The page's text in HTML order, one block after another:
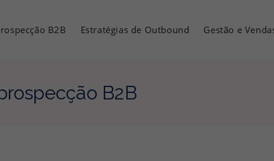
B2B Estratégias de Outbound Gestão e
B2B